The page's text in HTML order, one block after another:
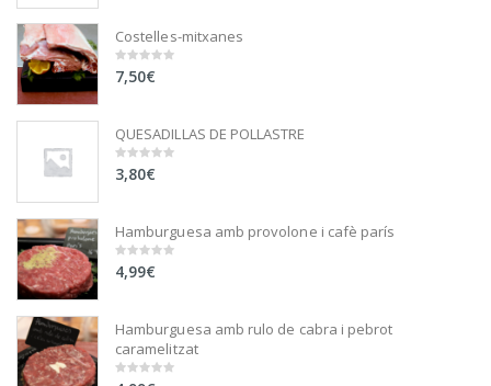
Costelles-mitxanes
0
out
7,50€
QUESADILLAS DE POLLASTRE
0
out
3,80€
Hamburguesa amb provolone i cafè parís
0
out
4,99€
Hamburguesa amb rulo de cabra i pebrot
caramelitzat